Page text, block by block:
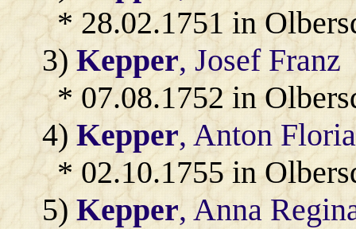
* 28.02.1751 in
3)Kepper, Josef Franz
* 07.08.1752 in
4)Kepper, Anton
* 02.10.1755 in
5)Kepper, Anna